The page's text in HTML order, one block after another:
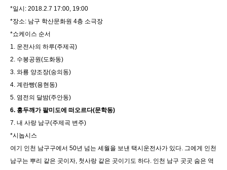
*일시: 2018.2.7 17:00, 19:00
*장소: 남구 학산문화원 4층 소극장
*쇼케이스 순서
1. 운전사의 하루(주제곡)
2. 수봉공원(도화동)
3. 와룡 양조장(숭의동)
4. 계란빵(용현동)
5. 염전의 달밤(주안동)
6. 홍두깨가 팔미도에 떠오르다(문학동)
7. 내 사랑 남구(주제곡 변주)
*시놉시스
여기 인천 남구구에서 50년 넘는 세월을 보낸 택시운전사가 있다. 그에게 인천
남구는 뿌리 같은 곳이자, 첫사랑 같은 곳이기도 하다. 인천 남구 곳곳 숨은 역